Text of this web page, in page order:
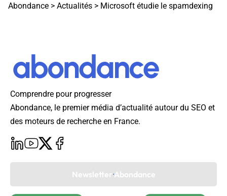
Abondance > Actualités > Microsoft étudie le spamdexing
Comprendre pour progresser
Abondance, le premier média d’actualité autour du SEO et
des moteurs de recherche en France.
Newsletter Abondance